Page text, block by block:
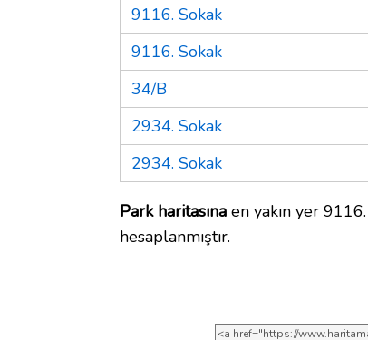
9116. Sokak
9116. Sokak
34/B
2934. Sokak
2934. Sokak
Park haritasına en yakın yer
hesaplanmıştır.